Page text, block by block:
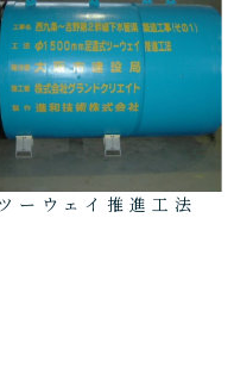
ツーウェイ推進工法